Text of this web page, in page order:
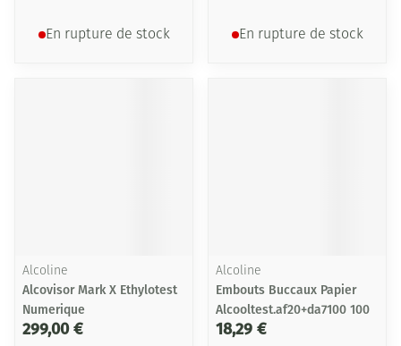
En rupture de stock En rupture de stock
Alcoline
Alcovisor Mark X Ethylotest
Numerique
299,00 €
Alcoline
Embouts Buccaux Papier
Alcooltest.af20+da7100 100
18,29 €